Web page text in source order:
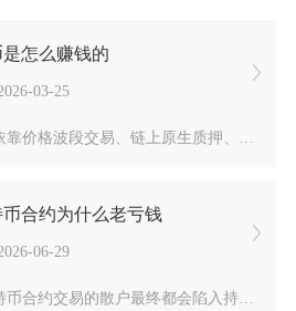
怎么赚钱的
03-25
格波段交易、链上原生质押、DeFi流动...
合约为什么老亏钱
06-29
交易的散户最终都会陷入持续亏损，长期稳...